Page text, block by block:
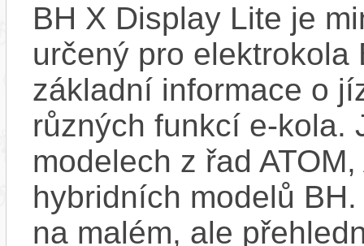
BH X Display Lite je
určený pro elektrokola
základní informace o
různých funkcí e-kola.
modelech z řad
hybridních modelů
na malém, ale